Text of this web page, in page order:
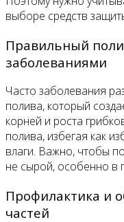
выборе средств
Правильный
заболеваниями
Часто заболевания
полива, который
корней и роста
полива, избегая как
влаги. Важно, чтобы
не сырой, особенно в
Профилактика и
частей